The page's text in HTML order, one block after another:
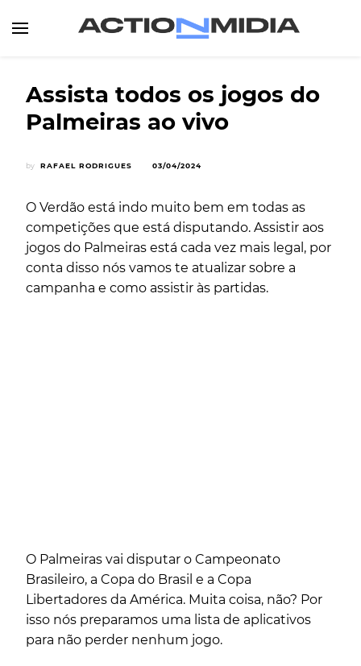
Assista todos os jogos do
Palmeiras ao vivo
by RAFAEL RODRIGUES 03/04/2024
O Verdão está indo muito bem em todas as
competições que está disputando. Assistir aos
jogos do Palmeiras está cada vez mais legal, por
conta disso nós vamos te atualizar sobre a
campanha e como assistir às partidas.
O Palmeiras vai disputar o Campeonato
Brasileiro, a Copa do Brasil e a Copa
Libertadores da América. Muita coisa, não? Por
isso nós preparamos uma lista de aplicativos
para não perder nenhum jogo.